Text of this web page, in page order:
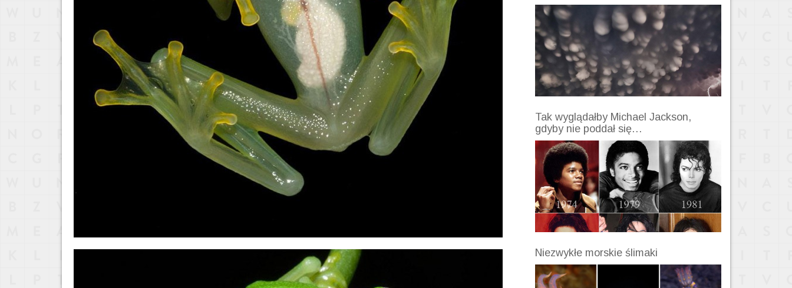
Tak wyglądałby Michael Jackson,
gdyby nie poddał się…
Niezwykłe morskie ślimaki